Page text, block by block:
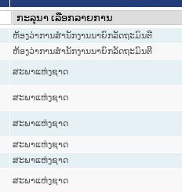
ຫ້ອງວ່າການສຳນັກງານນາຍົກລັດຖະມົນຕີ
ຫ້ອງວ່າການສຳນັກງານນາຍົກລັດຖະມົນຕີ
ສະພາແຫ່ງຊາດ
ສະພາແຫ່ງຊາດ
ສະພາແຫ່ງຊາດ
ສະພາແຫ່ງຊາດ
ສະພາແຫ່ງຊາດ
ສະພາແຫ່ງຊາດ